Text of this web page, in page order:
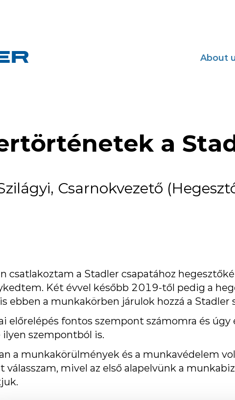
About
a
Csarnokvezető
csatlakoztam a Stadler csapatához
Két évvel később 2019-től pedig a
ebben a munkakörben járulok hozzá a Stadler
előrelépés fontos szempont számomra és
ilyen szempontból is.
a munkakörülmények és a munkavédelem
válasszam, mivel az első alapelvünk a